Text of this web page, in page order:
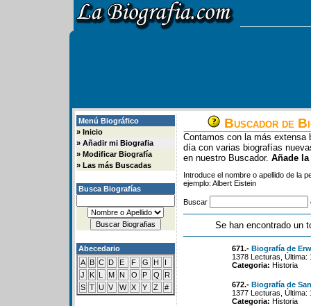
Menú Biográfico
» Inicio
» Añadir mi Biografia
» Modificar Biografía
» Las más Buscadas
Busca Biografías
Abecedario
A B C D E F G H
I
J
K L M N O P Q
R
S T U V W X Y Z #
Buscador de
Contamos con la más extensa
día con varias biografías
en nuestro Buscador. Añade
Introduce el nombre o apellido de la
ejemplo: Albert Eistein
Buscar
Se han encontrado un
671.- Biografía de
1378 Lecturas, Última:
Categoria: Historia
672.- Biografía de
1377 Lecturas, Última:
Categoria: Historia